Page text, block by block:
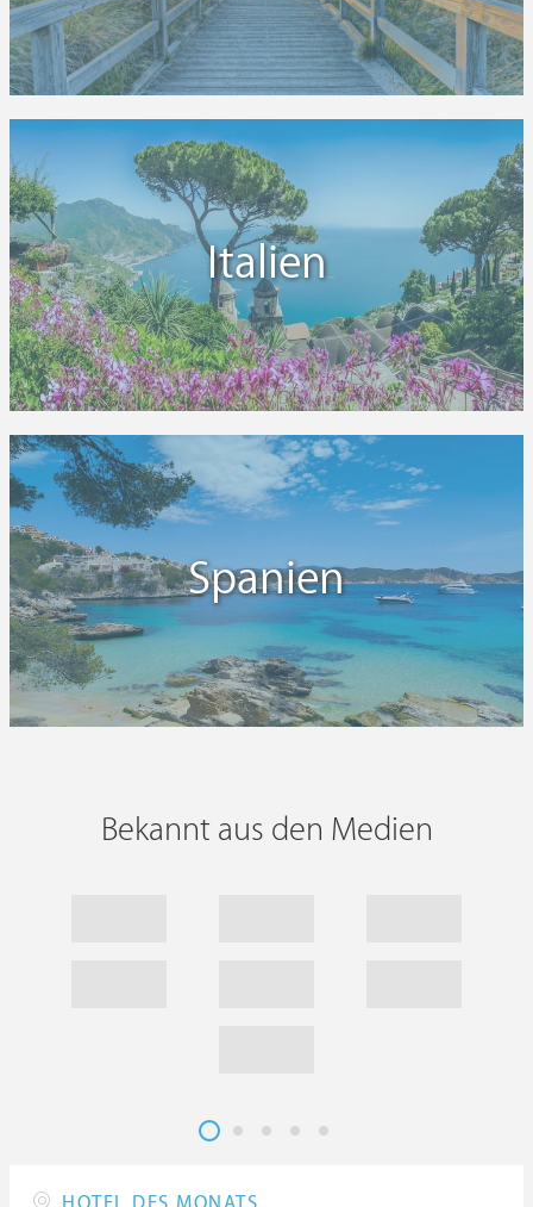
Italien
Spanien
Bekannt aus den Medien